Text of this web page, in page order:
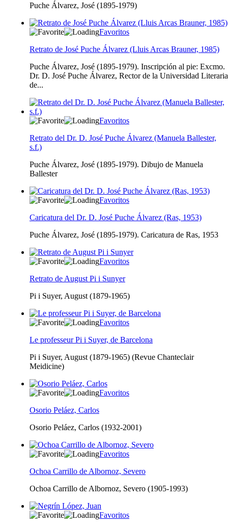
Puche Álvarez, José (1895-1979)
Favoritos
Retrato de José Puche Álvarez (Lluis Arcas Brauner, 1985)
Puche Álvarez, José (1895-1979). Inscripción al pie: Excmo.
Dr. D. José Puche Álvarez, Rector de la Universidad Literaria
de...
Favoritos
Retrato del Dr. D. José Puche Álvarez (Manuela Ballester,
s.f.)
Puche Álvarez, José (1895-1979). Dibujo de Manuela
Ballester
Favoritos
Caricatura del Dr. D. José Puche Álvarez (Ras, 1953)
Puche Álvarez, José (1895-1979). Caricatura de Ras, 1953
Favoritos
Retrato de August Pi i Sunyer
Pi i Suyer, August (1879-1965)
Favoritos
Le professeur Pi i Suyer, de Barcelona
Pi i Suyer, August (1879-1965) (Revue Chanteclair
Meidicine)
Favoritos
Osorio Peláez, Carlos
Osorio Peláez, Carlos (1932-2001)
Favoritos
Ochoa Carrillo de Albornoz, Severo
Ochoa Carrillo de Albornoz, Severo (1905-1993)
Favoritos